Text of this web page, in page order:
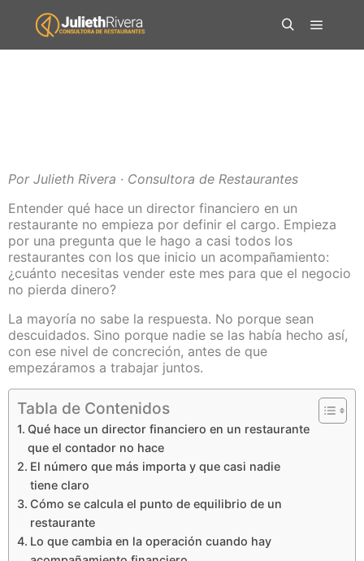
Por Julieth Rivera · Consultora de Restaurantes
Entender qué hace un director financiero en un
restaurante no empieza por definir el cargo. Empieza
por una pregunta que le hago a casi todos los
restaurantes con los que inicio un acompañamiento:
¿cuánto necesitas vender este mes para que el negocio
no pierda dinero?
La mayoría no sabe la respuesta. No porque sean
descuidados. Sino porque nadie se las había hecho así,
con ese nivel de concreción, antes de que
empezáramos a trabajar juntos.
Tabla de Contenidos
Qué hace un director financiero en un restaurante
que el contador no hace
El número que más importa y que casi nadie
tiene claro
Cómo se calcula el punto de equilibrio de un
restaurante
Lo que cambia en la operación cuando hay